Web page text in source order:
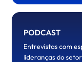
PODCAST
Entrevistas com
lideranças do